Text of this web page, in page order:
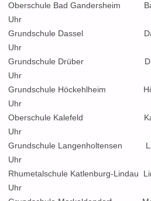
Oberschule Bad Gandersheim
Uhr
Grundschule
Uhr
Grundschule
Uhr
Grundschule Höckehlheim
Uhr
Oberschule Kalefeld
Uhr
Grundschule Langenholtensen
Uhr
Rhumetalschule
Uhr